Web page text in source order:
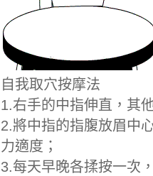
自我取穴按摩法
1.右手的中指伸直，其
2.將中指的指腹放眉中
力適度；
3.每天早晚各揉按一次